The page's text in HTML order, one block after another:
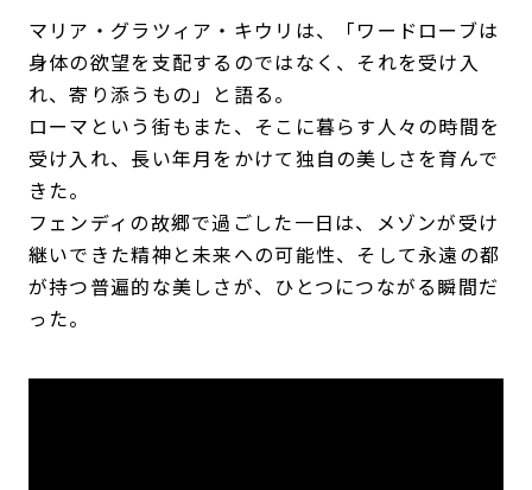
マリア・グラツィア・キウリは、「ワードローブは
身体の欲望を支配するのではなく、それを受け入
れ、寄り添うもの」と語る。
ローマという街もまた、そこに暮らす人々の時間を
受け入れ、長い年月をかけて独自の美しさを育んで
きた。
フェンディの故郷で過ごした一日は、メゾンが受け
継いできた精神と未来への可能性、そして永遠の都
が持つ普遍的な美しさが、ひとつにつながる瞬間だ
った。